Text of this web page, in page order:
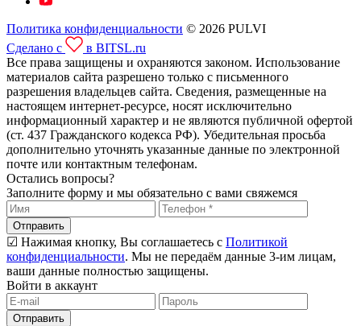
Политика конфиденциальности © 2026 PULVI
Сделано с
в BITSL.ru
Все права защищены и охраняются законом. Использование
материалов сайта разрешено только с письменного
разрешения владельцев сайта. Сведения, размещенные на
настоящем интернет-ресурсе, носят исключительно
информационный характер и не являются публичной офертой
(ст. 437 Гражданского кодекса РФ). Убедительная просьба
дополнительно уточнять указанные данные по электронной
почте или контактным телефонам.
Остались вопросы?
Заполните форму и мы обязательно с вами свяжемся
Отправить
☑ Нажимая кнопку, Вы соглашаетесь с Политикой
конфиденциальности. Мы не передаём данные 3-им лицам,
ваши данные полностью защищены.
Войти в аккаунт
Отправить